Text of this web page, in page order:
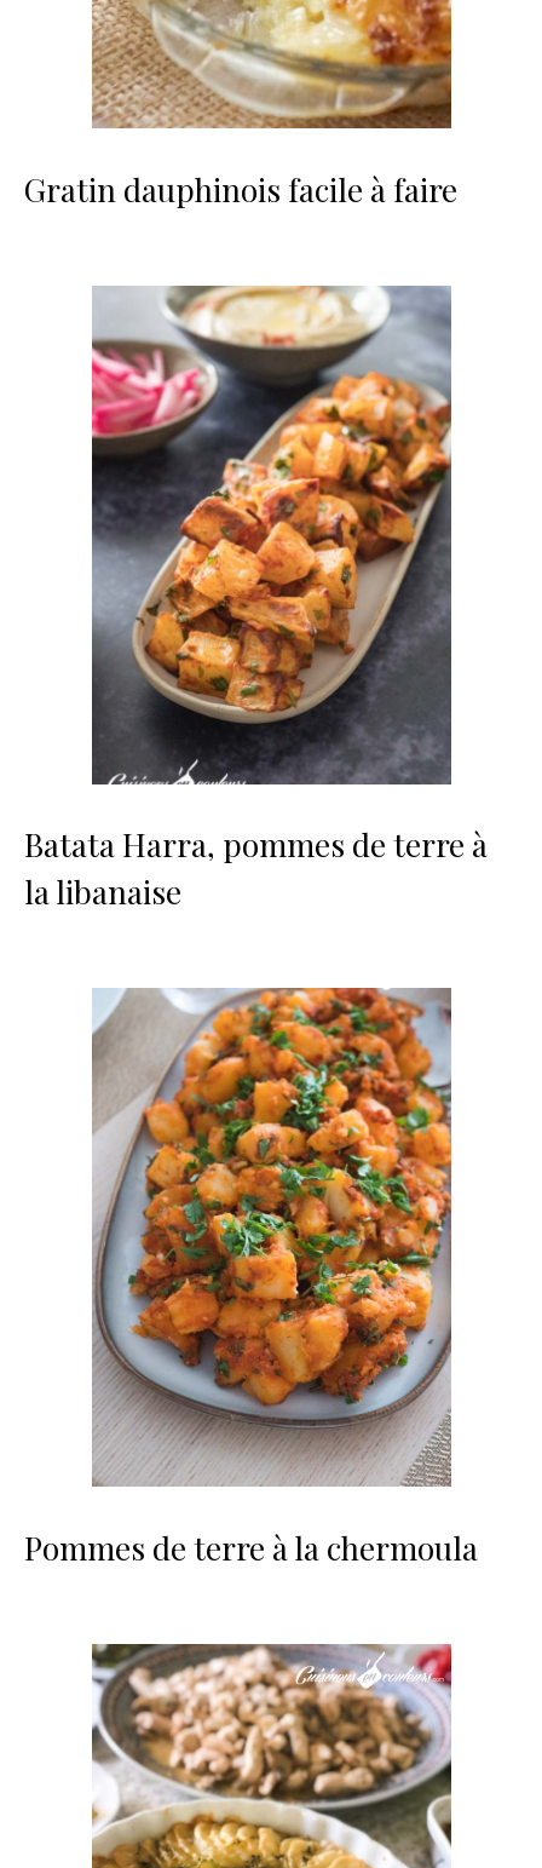
Gratin dauphinois facile à faire
Batata Harra, pommes de terre à
la libanaise
Pommes de terre à la chermoula